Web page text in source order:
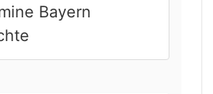
Bayern